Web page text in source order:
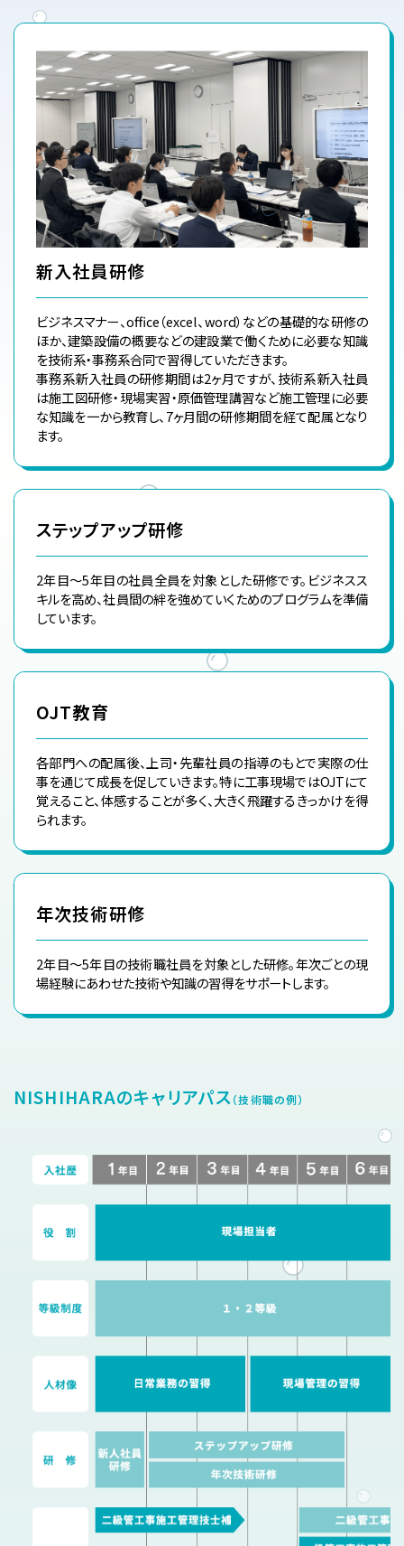
新入社員研修
ビジネスマナー、office（excel、word）などの基礎的な研修の
ほか、建築設備の概要などの建設業で働くために必要な知識
を技術系・事務系合同で習得していただきます。
事務系新入社員の研修期間は2ヶ月ですが、技術系新入社員
は施工図研修・現場実習・原価管理講習など施工管理に必要
な知識を一から教育し、7ヶ月間の研修期間を経て配属となり
ます。
ステップアップ研修
2年目〜5年目の社員全員を対象とした研修です。ビジネスス
キルを高め、社員間の絆を強めていくためのプログラムを準備
しています。
OJT教育
各部門への配属後、上司・先輩社員の指導のもとで実際の仕
事を通じて成長を促していきます。特に工事現場ではOJTにて
覚えること、体感することが多く、大きく飛躍するきっかけを得
られます。
年次技術研修
2年目〜5年目の技術職社員を対象とした研修。年次ごとの現
場経験にあわせた技術や知識の習得をサポートします。
NISHIHARAのキャリアパス（技術職の例）